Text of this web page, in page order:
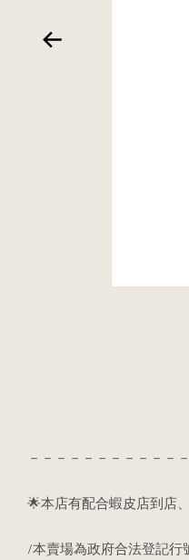
－－－－－－－－－－－
🌟本店有配合蝦皮店到店
/本賣場為政府合法登記行